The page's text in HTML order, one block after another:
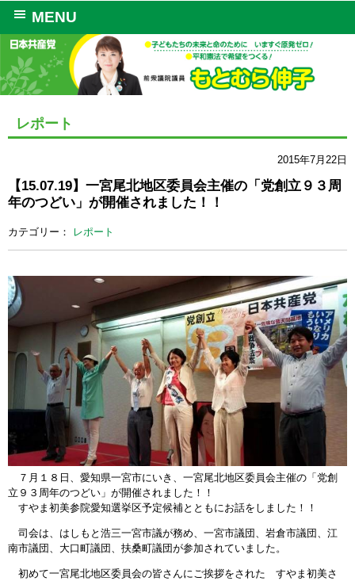
MENU
レポート
2015年7月22日
【15.07.19】一宮尾北地区委員会主催の「党創立９３周
年のつどい」が開催されました！！
カテゴリー： レポート
７月１８日、愛知県一宮市にいき、一宮尾北地区委員会主催の「党創
立９３周年のつどい」が開催されました！！
すやま初美参院愛知選挙区予定候補とともにお話をしました！！
司会は、はしもと浩三一宮市議が務め、一宮市議団、岩倉市議団、江
南市議団、大口町議団、扶桑町議団が参加されていました。
初めて一宮尾北地区委員会の皆さんにご挨拶をされた すやま初美さ